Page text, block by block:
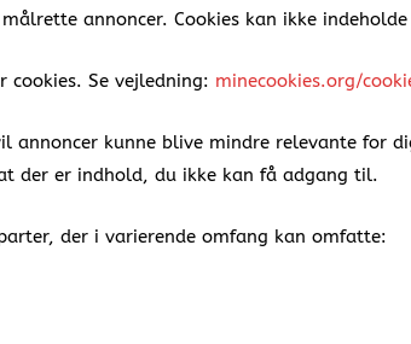
annoncer. Cookies kan ikke
Se vejledning: minecookies.org/
annoncer kunne blive mindre relevante for
der er indhold, du ikke kan få adgang til.
der i varierende omfang kan omfatte: